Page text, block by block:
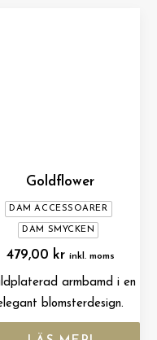
Goldflower
DAM ACCESSOARER
DAM SMYCKEN
479,00 kr inkl. moms
armbamd i en
blomsterdesign.